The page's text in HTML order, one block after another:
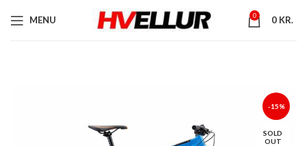
MENU 0 0 KR.
-15%
SOLD
OUT